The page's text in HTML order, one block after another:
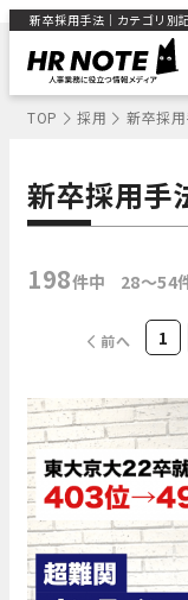
新卒採用手法｜カテゴリ別
TOP 採用 新卒採
新卒採用手
198件中 28〜54
前へ 1